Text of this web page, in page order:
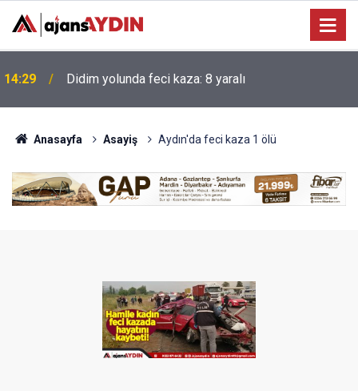
14:08
Manisa'da yolcu otobüsü kamyona çarptı: 1 ölü, 7
yaralı
Anasayfa Asayiş Aydın'da feci kaza 1 ölü